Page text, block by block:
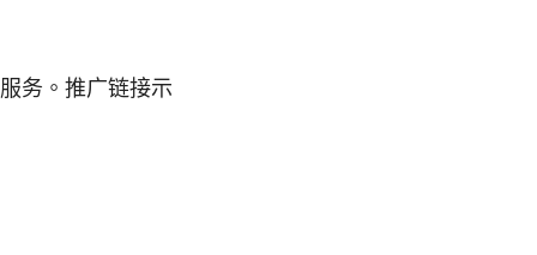
务。推广链接示